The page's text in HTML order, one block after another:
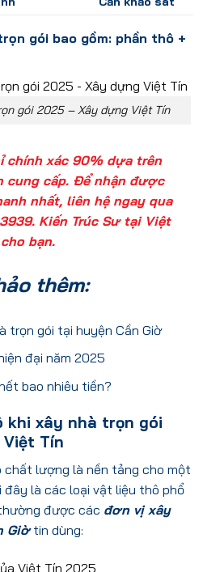
gói bao gồm: phần thô +
gói 2025 – Xây dựng Việt Tín
chính xác 90% dựa trên
cung cấp. Để nhận được
nhất, liên hệ ngay qua
Kiến Trúc Sư tại Việt
bạn.
thêm:
trọn gói tại huyện Cần Giờ
đại năm 2025
bao nhiêu tiền?
khi xây nhà trọn gói
Việt Tín
lượng là nền tảng cho một
đây là các loại vật liệu thô phổ
được các đơn vị xây
Giờtin dùng: